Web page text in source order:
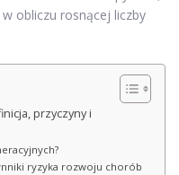
obliczu rosnącej liczby
przyczyny i
ryzyka rozwoju chorób